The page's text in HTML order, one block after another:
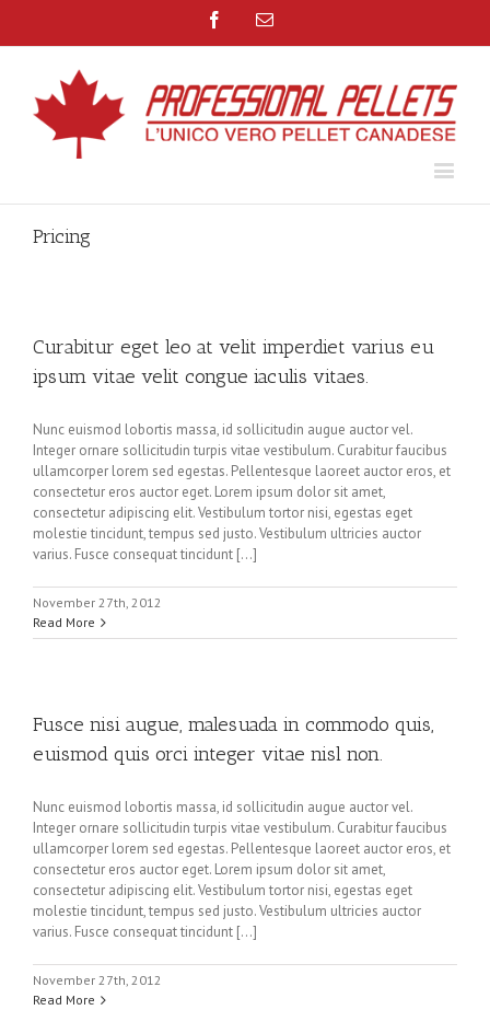
FacebookEmail
Pricing
Curabitur eget leo at velit imperdiet varius eu
ipsum vitae velit congue iaculis vitaes.
Nunc euismod lobortis massa, id sollicitudin augue auctor vel.
Integer ornare sollicitudin turpis vitae vestibulum. Curabitur faucibus
ullamcorper lorem sed egestas. Pellentesque laoreet auctor eros, et
consectetur eros auctor eget. Lorem ipsum dolor sit amet,
consectetur adipiscing elit. Vestibulum tortor nisi, egestas eget
molestie tincidunt, tempus sed justo. Vestibulum ultricies auctor
varius. Fusce consequat tincidunt [...]
November 27th, 2012
Read More
Fusce nisi augue, malesuada in commodo quis,
euismod quis orci integer vitae nisl non.
Nunc euismod lobortis massa, id sollicitudin augue auctor vel.
Integer ornare sollicitudin turpis vitae vestibulum. Curabitur faucibus
ullamcorper lorem sed egestas. Pellentesque laoreet auctor eros, et
consectetur eros auctor eget. Lorem ipsum dolor sit amet,
consectetur adipiscing elit. Vestibulum tortor nisi, egestas eget
molestie tincidunt, tempus sed justo. Vestibulum ultricies auctor
varius. Fusce consequat tincidunt [...]
November 27th, 2012
Read More